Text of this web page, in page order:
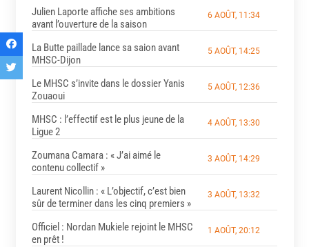
Julien Laporte affiche ses ambitions
avant l’ouverture de la saison
6 AOÛT, 11:34
La Butte paillade lance sa saion avant
MHSC-Dijon
5 AOÛT, 14:25
Le MHSC s’invite dans le dossier Yanis
Zouaoui
5 AOÛT, 12:36
MHSC : l’effectif est le plus jeune de la
Ligue 2
4 AOÛT, 13:30
Zoumana Camara : « J’ai aimé le
contenu collectif »
3 AOÛT, 14:29
Laurent Nicollin : « L’objectif, c’est bien
sûr de terminer dans les cinq premiers »
3 AOÛT, 13:32
Officiel : Nordan Mukiele rejoint le MHSC
en prêt !
1 AOÛT, 20:12